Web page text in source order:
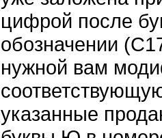
цифрой после
обозначении
нужной вам
указанные